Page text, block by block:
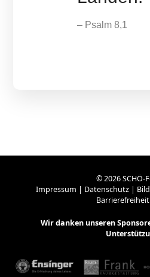
– Psalm 8,1
© 2026 SCHÖ-
Impressum | Datenschutz |
Barrierefreiheit
Wir danken unseren